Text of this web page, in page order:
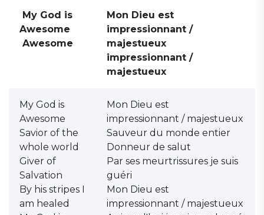
My God is
Awesome
Awesome
Mon Dieu est
impressionnant /
majestueux
impressionnant /
majestueux
My God is
Awesome
Savior of the
whole world
Giver of
Salvation
By his stripes I
am healed
Mon Dieu est
impressionnant / majestueux
Sauveur du monde entier
Donneur de salut
Par ses meurtrissures je suis
guéri
Mon Dieu est
impressionnant / majestueux